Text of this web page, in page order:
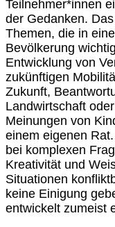
Teilnehmer*innen
der Gedanken.
Themen, die in
Bevölkerung
Entwicklung von
zukünftigen
Zukunft,
Landwirtschaft
Meinungen von
einem eigenen
bei komplexen
Kreativität und
Situationen
keine Einigung
entwickelt zumeist